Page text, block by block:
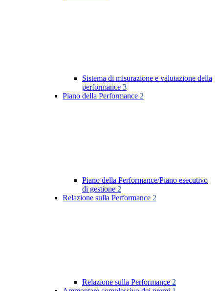
Sistema di misurazione e valutazione della
performance 3
Piano della Performance 2
Piano della Performance/Piano esecutivo
di gestione 2
Relazione sulla Performance 2
Relazione sulla Performance 2